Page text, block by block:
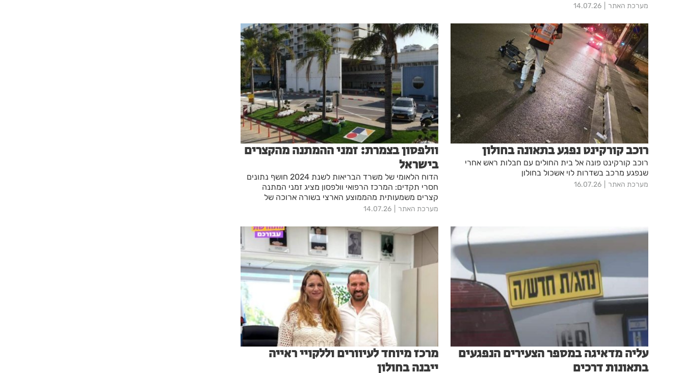
מערכת האתר 14.07.26
רוכב קורקינט נפגע בתאונה בחולון
רוכב קורקינט פונה אל בית החולים עם חבלות ראש אחרי
שנפגע מרכב בשדרות לוי אשכול בחולון
מערכת האתר 16.07.26
וולפסון בצמרת: זמני ההמתנה מהקצרים
בישראל
הדוח הלאומי של משרד הבריאות לשנת 2024 חושף נתונים
חסרי תקדים: המרכז הרפואי וולפסון מציג זמני המתנה
קצרים משמעותית מהממוצע הארצי בשורה ארוכה של
פרוצדורות כירורגיות מרכזיות
מערכת האתר 14.07.26
עליה מדאיגה במספר הצעירים הנפגעים
בתאונות דרכים
מרכז מיוחד לעיוורים וללקויי ראייה
ייבנה בחולון